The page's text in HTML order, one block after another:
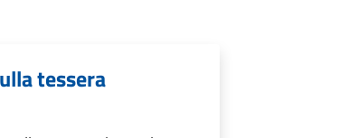
tessera